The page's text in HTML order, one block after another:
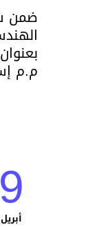
ضمن
م.م
أبريل,